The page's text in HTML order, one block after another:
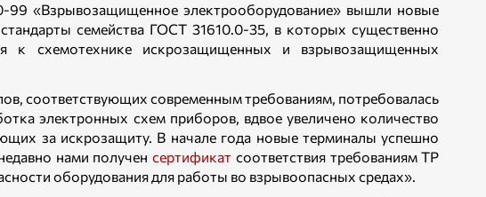
99 «Взрывозащищенное электрооборудование» вышли новые
семейства ГОСТ 31610.0-35, в которых существенно
к схемотехнике искрозащищенных и взрывозащищенных
соответствующих современным требованиям, потребовалась
электронных схем приборов, вдвое увеличено количество
за искрозащиту. В начале года новые терминалы успешно
нами полученсертификат соответствия требованиям ТР
оборудования для работы во взрывоопасных средах».